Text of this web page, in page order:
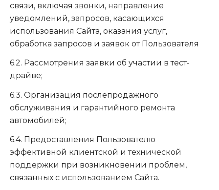
связи, включая звонки, направление
уведомлений, запросов, касающихся
использования Сайта, оказания услуг,
обработка запросов и заявок от Пользователя
6.2. Рассмотрения заявки об участии в тест-
драйве;
6.3. Организация послепродажного
обслуживания и гарантийного ремонта
автомобилей;
6.4. Предоставления Пользователю
эффективной клиентской и технической
поддержки при возникновении проблем,
связанных с использованием Сайта.